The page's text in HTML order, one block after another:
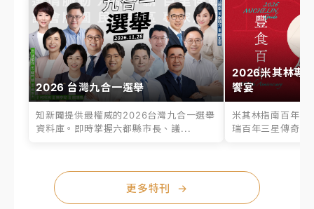
2026 台灣九合一選舉
知新聞提供最權威的2026台灣九合一選舉
資料庫。即時掌握六都縣市長、議...
2026米其林專
饗宴
米其林指南百年之
瑞百年三星傳奇、
更多特刊 →